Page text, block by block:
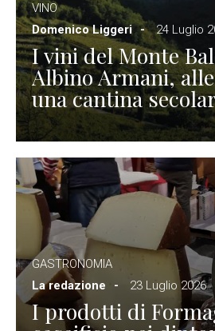
VINO
Domenico Liggeri
24 Luglio
I vini del Monte
Albino Armani,
una cantina
GASTRONOMIA
La redazione
23 Luglio 2026
I prodotti di